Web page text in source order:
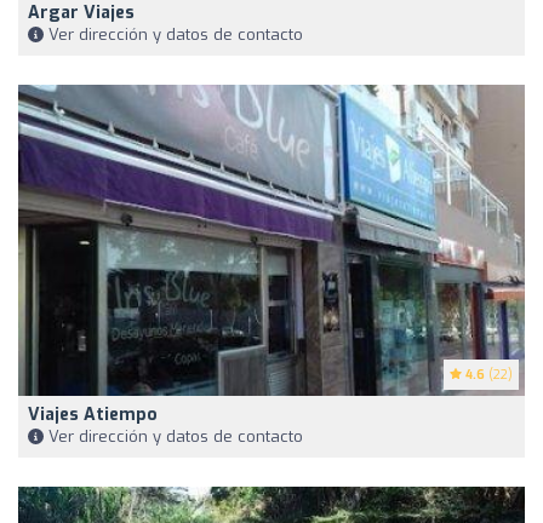
Argar Viajes
Ver dirección y datos de contacto
4.6 (22)
Viajes Atiempo
Ver dirección y datos de contacto